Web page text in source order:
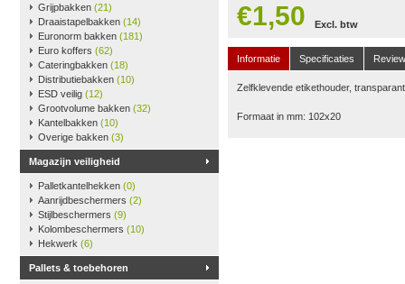
Grijpbakken (21)
Draaistapelbakken (14)
Euronorm bakken (181)
Euro koffers (62)
Cateringbakken (18)
Distributiebakken (10)
ESD veilig (12)
Grootvolume bakken (32)
Kantelbakken (10)
Overige bakken (3)
Magazijn veiligheid
Palletkantelhekken (0)
Aanrijdbeschermers (2)
Stijlbeschermers (9)
Kolombeschermers (10)
Hekwerk (6)
Pallets & toebehoren
€1,50 Excl. btw
Informatie Specificaties
Zelfklevende etikethouder, transparant
Formaat in mm: 102x20